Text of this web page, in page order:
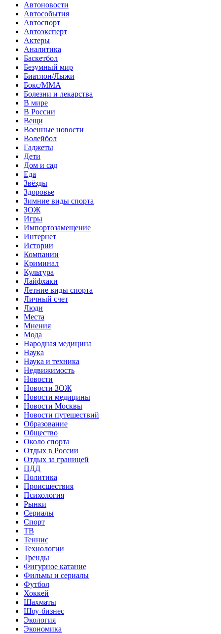
Автоновости
Автособытия
Автоспорт
Автоэксперт
Актеры
Аналитика
Баскетбол
Безумный мир
Биатлон/Лыжи
Бокс/MMA
Болезни и лекарства
В мире
В России
Вещи
Военные новости
Волейбол
Гаджеты
Дети
Дом и сад
Еда
Звёзды
Здоровье
Зимние виды спорта
ЗОЖ
Игры
Импортозамещение
Интернет
Истории
Компании
Криминал
Культура
Лайфхаки
Летние виды спорта
Личный счет
Люди
Места
Мнения
Мода
Народная медицина
Наука
Наука и техника
Недвижимость
Новости
Новости ЗОЖ
Новости медицины
Новости Москвы
Новости путешествий
Образование
Общество
Около спорта
Отдых в России
Отдых за границей
ПДД
Политика
Происшествия
Психология
Рынки
Сериалы
Спорт
ТВ
Теннис
Технологии
Тренды
Фигурное катание
Фильмы и сериалы
Футбол
Хоккей
Шахматы
Шоу-бизнес
Экология
Экономика